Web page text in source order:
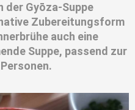
der Gyōza-Suppe
Zubereitungsform
auch eine
Suppe, passend zur